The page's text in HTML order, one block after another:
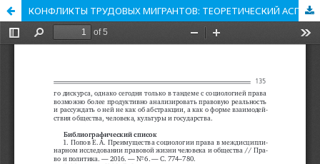
КОНФЛИКТЫ ТРУДОВЫХ МИГРАНТОВ: ТЕОРЕТИЧЕСКИЙ АСПЕКТ